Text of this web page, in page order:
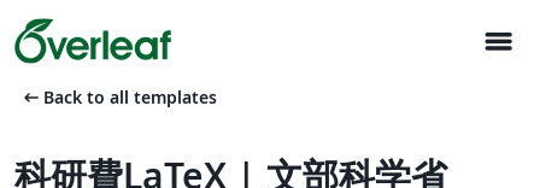
menu
arrow_left_alt Back to all templates
科研費LaTeX | 文部科学省